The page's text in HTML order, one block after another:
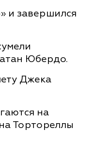
и завершился
Юбердо.
Джека
на
Тортореллы